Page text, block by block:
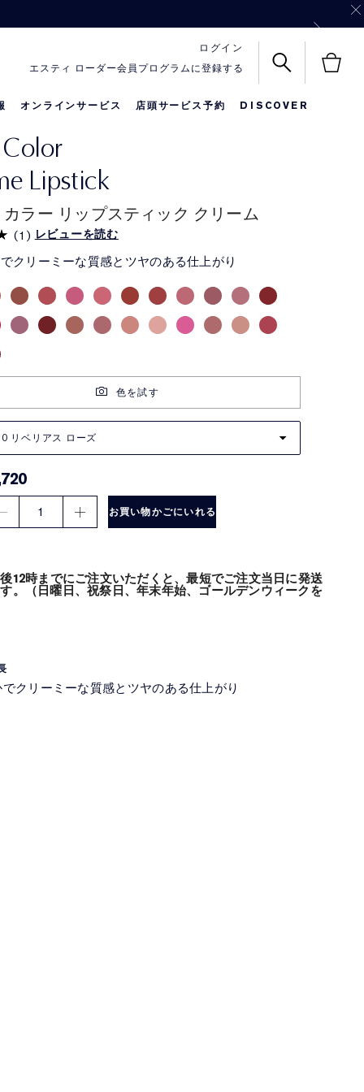
プレゼント！
ズ3点を一緒にお届け！
エスティ ローダー会員プログラムに登録する
ログイン
オンラインサービス 店頭サービス予約 DISCOVER
限定セット
前入りリップ
メークアップ
Color
Lipstick
カラー リップスティック クリーム
(1 ) レビューを読む
クリーミーな質感とツヤのある仕上がり
色を試す
リベリアス ローズ
1 お買い物かごにいれる
12時までにご注文いただくと、最短でご注文当日に発送
。（日曜日、祝祭日、年末年始、ゴールデンウィークを
クリーミーな質感とツヤのある仕上がり